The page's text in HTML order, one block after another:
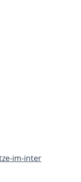
im-inter